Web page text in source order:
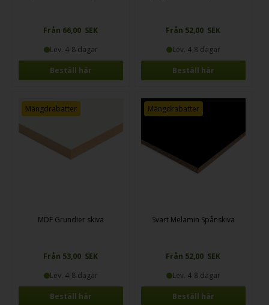
Från 66,00 SEK
Lev. 4-8 dagar
Beställ här
Från 52,00 SEK
Lev. 4-8 dagar
Beställ här
Mängdrabatter
MDF Grundier skiva
Från 53,00 SEK
Lev. 4-8 dagar
Beställ här
Mängdrabatter
Svart Melamin Spånskiva
Från 52,00 SEK
Lev. 4-8 dagar
Beställ här